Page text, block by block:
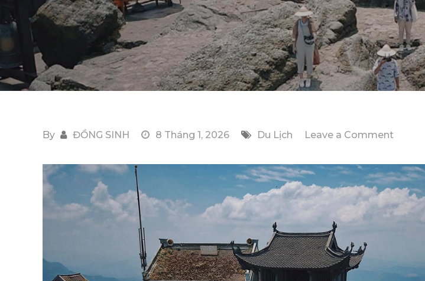
By ĐỒNG SINH 8 Tháng 1, 2026 Du Lịch Leave a Comment
Trình
Lý
Tưởng
Du
Tử